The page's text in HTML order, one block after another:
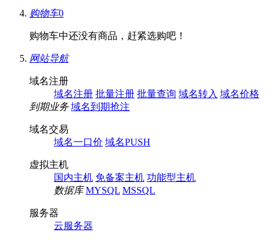
购物车0
购物车中还没有商品，赶紧选购吧！
网站导航
域名注册
域名注册 批量注册 批量查询 域名转入 域名价格
到期业务 域名到期抢注
域名交易
域名一口价 域名PUSH
虚拟主机
国内主机 免备案主机 功能型主机
数据库 MYSQL MSSQL
服务器
云服务器